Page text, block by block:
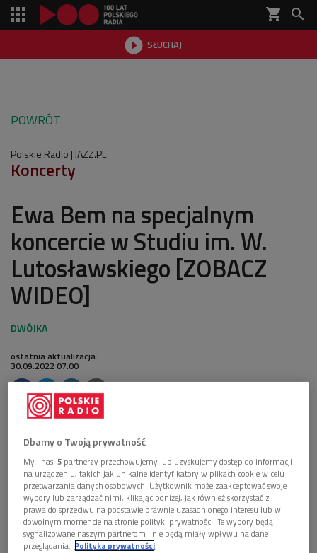
shopping_cart 
 SŁUCHAJ

POWRÓT
Polskie Radio JAZZ.PL
Koncerty
Ewa Bem na specjalnym
koncercie w Studiu im. W.
Lutosławskiego [ZOBACZ
WIDEO]
ostatnia aktualizacja:
30.09.2022 07:00
W piątek, 30 września, w ramach najdłuższego
festiwalu jazzowego w Polsce - Dwójkowego Jazz.PL
- królowa polskiego jazzu wystąpiła w Studiu im.
Witolda Lutosławskiego. Towarzyszyli jej znakomici
muzycy: Andrzej Jagodziński, Adam Cegielski, Robert
Majewski i Czesław Bartkowski. Zapraszamy do
obejrzenia zapisu wideo tego wyjątkowego
koncertu!
Dbamy o Twoją prywatność
My i nasi5 partnerzy przechowujemy lub uzyskujemy dostęp do informacji
na urządzeniu, takich jak unikalne identyfikatory w plikach cookie w celu
przetwarzania danych osobowych. Użytkownik może zaakceptować swoje
wybory lub zarządzać nimi, klikając poniżej, jak również skorzystać z
prawa do sprzeciwu na podstawie prawnie uzasadnionego interesu lub w
dowolnym momencie na stronie polityki prywatności. Te wybory będą
sygnalizowane naszym partnerom i nie będą miały wpływu na dane
przeglądania. Polityka prywatności